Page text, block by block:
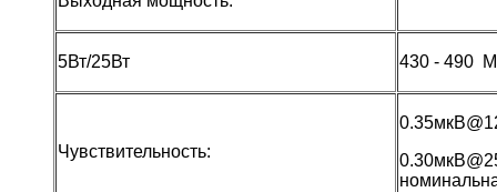
5Вт/25Вт 430 - 490
Чувствительность: